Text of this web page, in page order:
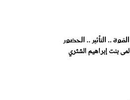
القوة .. التأثير .. الحضور
لمى بنت إبراهيم الشثري